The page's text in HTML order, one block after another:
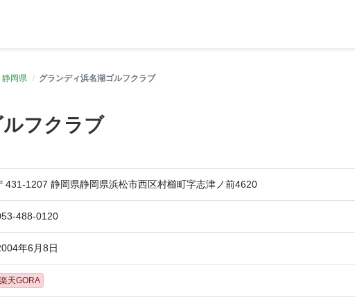
静岡県 グランディ浜名湖ゴルフクラブ
フクラブ
431-1207 静岡県静岡県浜松市西区村櫛町字志津ノ前4620
488-0120
年6月8日
楽天GORA